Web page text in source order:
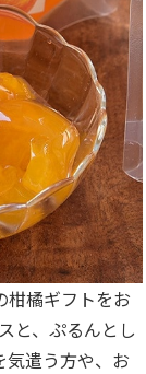
柑橘ギフトをお
と、ぷるんとし
遣う方や、お